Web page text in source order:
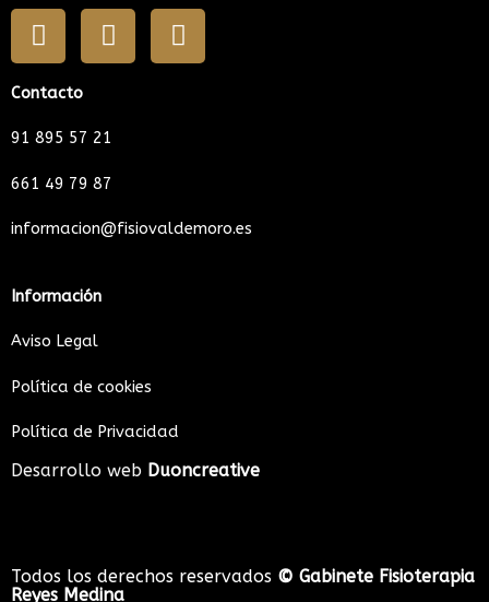
F
a
e
b
o
I
n
a
r
m
Y
o
Contacto
91 895 57 21
661 49 79 87
informacion@fisiovaldemoro.es
Información
Aviso Legal
Política de cookies
Política de Privacidad
Desarrollo web Duoncreative
Todos los derechos reservados © Gabinete Fisioterapia
Reyes Medina